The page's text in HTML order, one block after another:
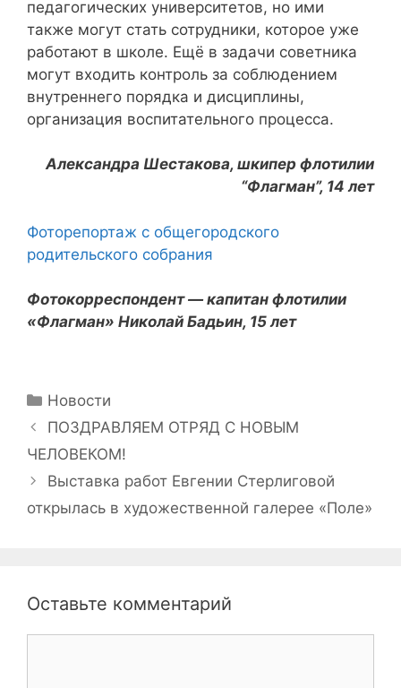
педагогических университетов, но ими
также могут стать сотрудники, которое уже
работают в школе. Ещё в задачи советника
могут входить контроль за соблюдением
внутреннего порядка и дисциплины,
организация воспитательного процесса.
Александра Шестакова, шкипер флотилии
“Флагман”, 14 лет
Фоторепортаж с общегородского
родительского собрания
Фотокорреспондент — капитан флотилии
«Флагман» Николай Бадьин, 15 лет
Рубрики
Новости
Навигация
записи
ПОЗДРАВЛЯЕМ ОТРЯД С НОВЫМ
ЧЕЛОВЕКОМ!
Выставка работ Евгении Стерлиговой
открылась в художественной галерее «Поле»
Оставьте комментарий